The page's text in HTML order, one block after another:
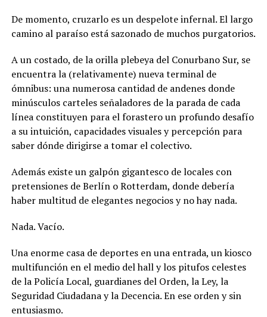
De momento, cruzarlo es un despelote infernal. El largo
camino al paraíso está sazonado de muchos purgatorios.
A un costado, de la orilla plebeya del Conurbano Sur, se
encuentra la (relativamente) nueva terminal de
ómnibus: una numerosa cantidad de andenes donde
minúsculos carteles señaladores de la parada de cada
línea constituyen para el forastero un profundo desafío
a su intuición, capacidades visuales y percepción para
saber dónde dirigirse a tomar el colectivo.
Además existe un galpón gigantesco de locales con
pretensiones de Berlín o Rotterdam, donde debería
haber multitud de elegantes negocios y no hay nada.
Nada. Vacío.
Una enorme casa de deportes en una entrada, un kiosco
multifunción en el medio del hall y los pitufos celestes
de la Policía Local, guardianes del Orden, la Ley, la
Seguridad Ciudadana y la Decencia. En ese orden y sin
entusiasmo.